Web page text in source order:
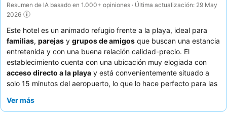
Resumen de IA basado en 1.000+ opiniones · Última actualización: 29 May
2026
Este hotel es un animado refugio frente a la playa, ideal para
familias, parejas y grupos de amigos que buscan una estancia
entretenida y con una buena relación calidad-precio. El
establecimiento cuenta con una ubicación muy elogiada con
acceso directo a la playa y está convenientemente situado a
solo 15 minutos del aeropuerto, lo que lo hace perfecto para las
para las familias es el
Ver más